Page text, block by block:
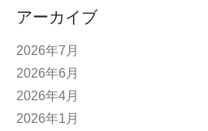
アーカイブ
2026年7月
2026年6月
2026年4月
2026年1月